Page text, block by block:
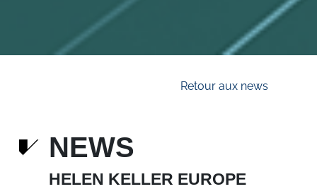
Retour aux news
NEWS
HELEN KELLER EUROPE